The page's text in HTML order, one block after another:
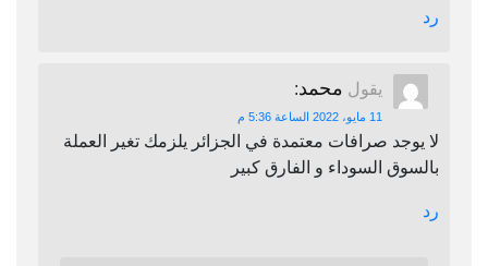
رد
يقول محمد:
11 مايو، 2022 الساعة 5:36 م
لا يوجد صرافات معتمدة في الجزائر يلزمك تغير العملة
بالسوق السوداء و الفارق كبير
رد